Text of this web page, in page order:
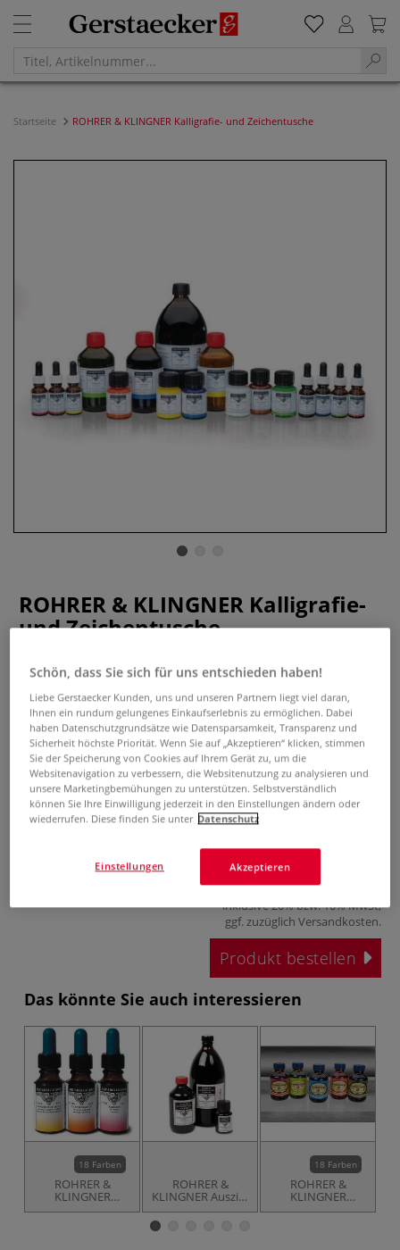
Startseite ROHRER & KLINGNER Kalligrafie- und Zeichentusche
ROHRER & KLINGNER Kalligrafie-
und Zeichentusche
3 Bewertungen
Die ROHRER & KLINGNER Zeichentusche ist in enger
Zusammenarbeit mit der Firma Schmincke & Co. entwickelt
worden. Diese Pigmenttusche überzeugt durch hohe
Farbbrillanz und Leuchtkraft.
Mehr
ab4,69 €
inklusive 20% bzw. 10% MwSt,
ggf. zuzüglich Versandkosten.
Produkt bestellen
Das könnte Sie auch interessieren
18 Farben
ROHRER &
KLINGNER
Aquarellfarbe
ROHRER &
KLINGNER Ausziehtusche
Schwarz
18 Farben
ROHRER &
KLINGNER
Antiktusche
Schön, dass Sie sich für uns entschieden haben!
Liebe Gerstaecker Kunden, uns und unseren Partnern liegt viel daran,
Ihnen ein rundum gelungenes Einkaufserlebnis zu ermöglichen. Dabei
haben Datenschutzgrundsätze wie Datensparsamkeit, Transparenz und
Sicherheit höchste Priorität. Wenn Sie auf „Akzeptieren“ klicken, stimmen
Sie der Speicherung von Cookies auf Ihrem Gerät zu, um die
Websitenavigation zu verbessern, die Websitenutzung zu analysieren und
unsere Marketingbemühungen zu unterstützen. Selbstverständlich
können Sie Ihre Einwilligung jederzeit in den Einstellungen ändern oder
wiederrufen. Diese finden Sie unter Datenschutz
Akzeptieren
Einstellungen